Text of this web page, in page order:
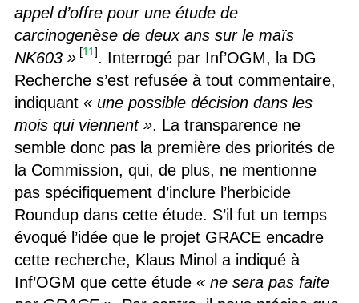
appel d’offre pour une étude de
carcinogenèse de deux ans sur le maïs
NK603 » [11]. Interrogé par Inf’OGM, la DG
Recherche s’est refusée à tout commentaire,
indiquant « une possible décision dans les
mois qui viennent ». La transparence ne
semble donc pas la première des priorités de
la Commission, qui, de plus, ne mentionne
pas spécifiquement d’inclure l’herbicide
Roundup dans cette étude. S’il fut un temps
évoqué l’idée que le projet GRACE encadre
cette recherche, Klaus Minol a indiqué à
Inf’OGM que cette étude « ne sera pas faite